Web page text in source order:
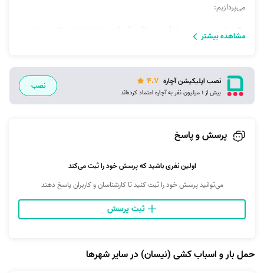
می‌پردازیم:
نقش دارند. بار حجیم ممکن است قیمت بیشتری داشته باشد.
هرچه زمان بیشتری طول بکشد؛ طبیعتا هزینه‌ها بالاتر می‌رود. از طرفی، در
صورت نیاز به خدمات فوری در زمان‌های کوتاه، هزینه‌ای که برای کرایه
پرداخت می‌شود بالاتر می‌رود.
می‌تواند بیشترین تأثیر را روی کرایه وانت بار داشته باشد.
بارگیری و تخلیه، جمع‌آوری وسایل و غیره توسط راننده‌های وانت ارائه شود
که هزینه خدمات را بالاتر می‌برد.
خدماتوانت تلفنی مشهد بلوار توس، اگرچه در بلوار توس مشهد واقع است
مشاهده بیشتر
نصب اپلیکیشن آچاره 4.7
بیش از 1 میلیون نفر به آچاره اعتماد کرده‌اند
نصب
پرسش و پاسخ
اولین نفری باشید که پرسش خود را ثبت می‌کند
می‌توانید پرسش خود را ثبت کنید تا کارشناسان و کاربران پاسخ دهند
حمل بار و اسباب کشی (نیسان) در سایر شهرها